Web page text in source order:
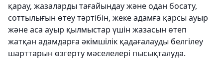
қарау, жазаларды тағайындау және одан босату,
соттылығын өтеу тәртібін, жеке адамға қарсы ауыр
және аса ауыр қылмыстар үшін жазасын өтеп
жатқан адамдарға әкімшілік қадағалауды белгілеу
шарттарын өзгерту мәселелері пысықталуда.